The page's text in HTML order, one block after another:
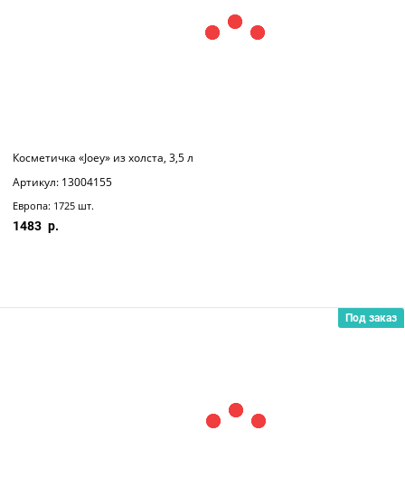
Косметичка «Joey» из холста, 3,5 л
Артикул: 13004155
Европа: 1725 шт.
1483
Под заказ